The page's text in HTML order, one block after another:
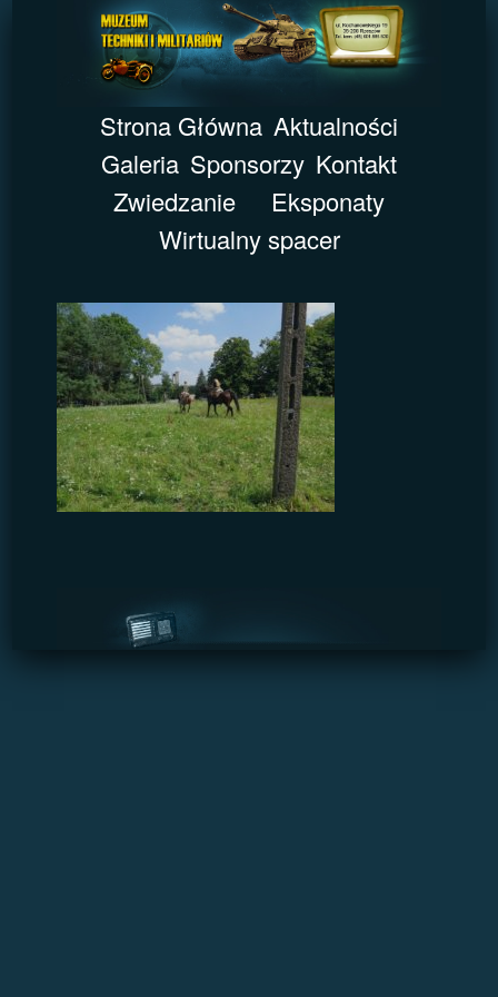
Strona Główna Aktualności
Galeria Sponsorzy Kontakt
Zwiedzanie
Eksponaty
Wirtualny spacer